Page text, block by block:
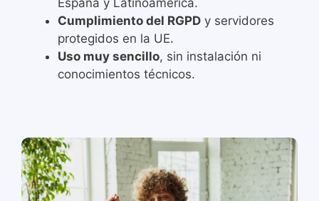
España y Latinoamérica.
Cumplimiento del RGPD y servidores
protegidos en la UE.
Uso muy sencillo, sin instalación ni
conocimientos técnicos.